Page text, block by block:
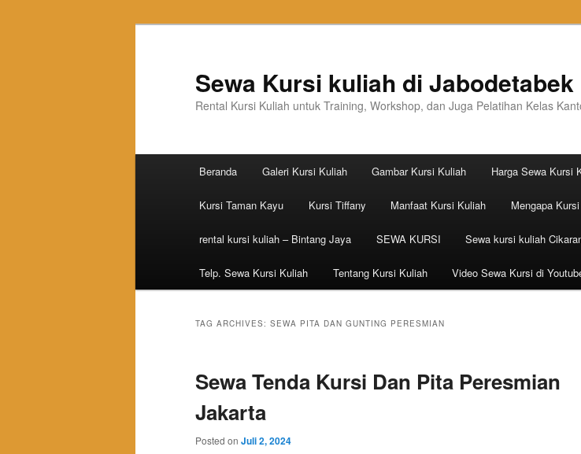
Sewa Kursi kuliah di Jabodetabek
Rental Kursi Kuliah untuk Training, Workshop, dan Juga Pelatihan Kelas
Skip to primary content
Skip to secondary content
Beranda Galeri Kursi Kuliah Gambar Kursi Kuliah Harga Sewa Kursi
Kursi Taman Kayu Kursi Tiffany Manfaat Kursi Kuliah Mengapa
rental kursi kuliah – Bintang Jaya SEWA KURSI Sewa kursi kuliah
Telp. Sewa Kursi Kuliah Tentang Kursi Kuliah Video Sewa Kursi di
TAG ARCHIVES: SEWA PITA DAN GUNTING PERESMIAN
Sewa Tenda Kursi Dan Pita Peresmian
Jakarta
Posted on Juli 2, 2024